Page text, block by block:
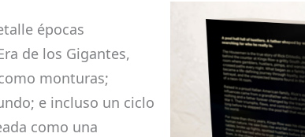
épocas
de los Gigantes,
monturas;
e incluso un ciclo
como una